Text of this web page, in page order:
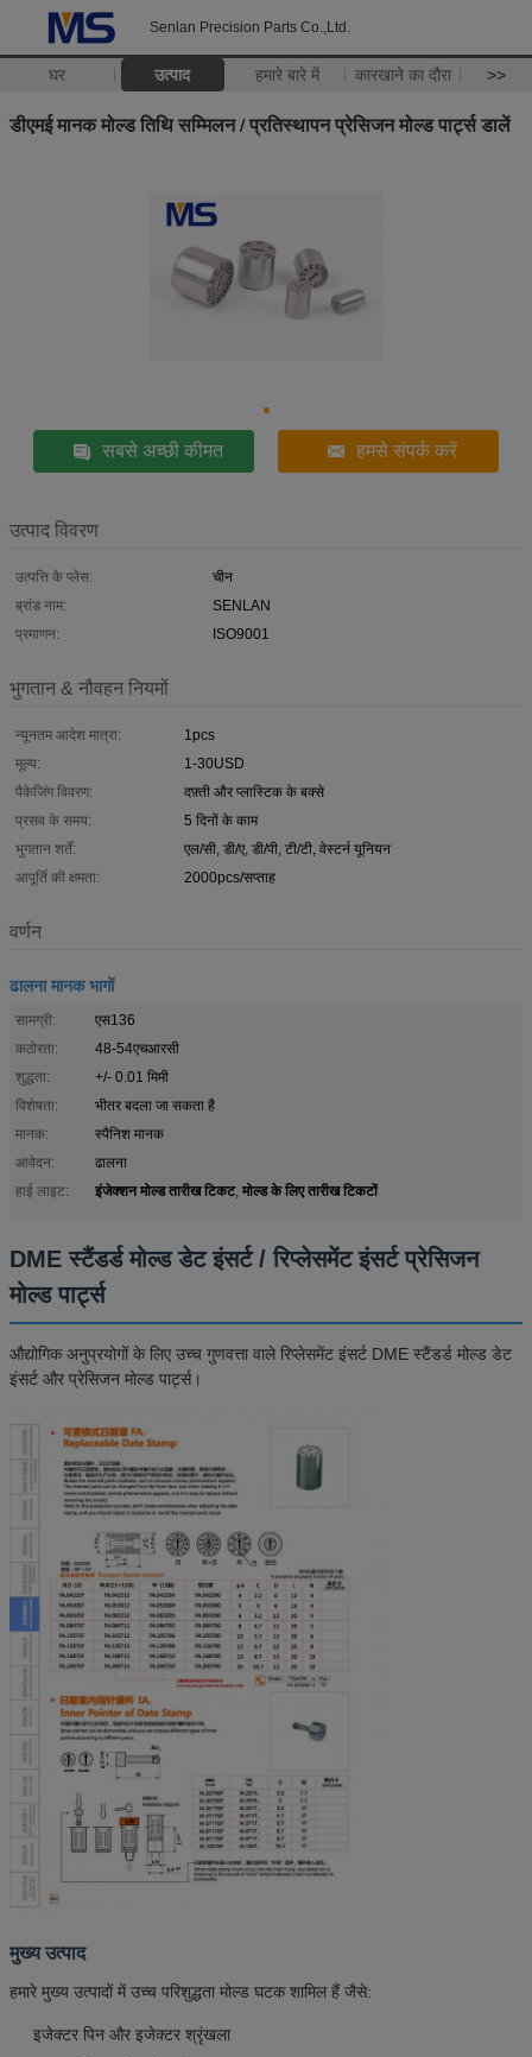
Senlan Precision Parts Co.,Ltd.
घर उत्पाद हमारे बारे में कारखाने का दौरा >>
डीएमई मानक मोल्ड तिथि सम्मिलन / प्रतिस्थापन प्रेसिजन मोल्ड पार्ट्स डालें
सबसे अच्छी कीमत हमसे संपर्क करें
उत्पाद विवरण
उत्पत्ति के प्लेस:
चीन
ब्रांड नाम:
SENLAN
प्रमाणन:
ISO9001
भुगतान & नौवहन नियमों
न्यूनतम आदेश मात्रा:
1pcs
मूल्य:
1-30USD
पैकेजिंग विवरण:
दफ़्ती और प्लास्टिक के बक्से
प्रसव के समय:
5 दिनों के काम
भुगतान शर्तें:
एल/सी, डी/ए, डी/पी, टी/टी, वेस्टर्न यूनियन
आपूर्ति की क्षमता:
2000pcs/सप्ताह
वर्णन
ढालना मानक भागों
सामग्री:
एस136
कठोरता:
48-54एचआरसी
शुद्धता:
+/- 0.01 मिमी
विशेषता:
भीतर बदला जा सकता है
मानक:
स्पैनिश मानक
आवेदन:
ढालना
हाई लाइट:
इंजेक्शन मोल्ड तारीख टिकट, मोल्ड के लिए तारीख टिकटों
DME स्टैंडर्ड मोल्ड डेट इंसर्ट / रिप्लेसमेंट इंसर्ट प्रेसिजन
मोल्ड पार्ट्स
औद्योगिक अनुप्रयोगों के लिए उच्च गुणवत्ता वाले रिप्लेसमेंट इंसर्ट DME स्टैंडर्ड मोल्ड डेट
इंसर्ट और प्रेसिजन मोल्ड पार्ट्स।
मुख्य उत्पाद
हमारे मुख्य उत्पादों में उच्च परिशुद्धता मोल्ड घटक शामिल हैं जैसे:
इजेक्टर पिन और इजेक्टर श्रृंखला